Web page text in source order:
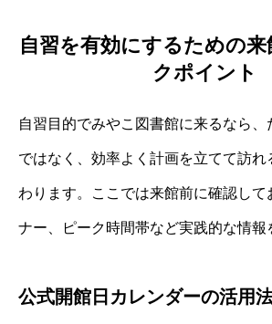
自習を有効にするための
クポイント
自習目的でみやこ図書館に来るなら
ではなく、効率よく計画を立てて訪れ
わります。ここでは来館前に確認して
ナー、ピーク時間帯など実践的な情報
公式開館日カレンダーの活用